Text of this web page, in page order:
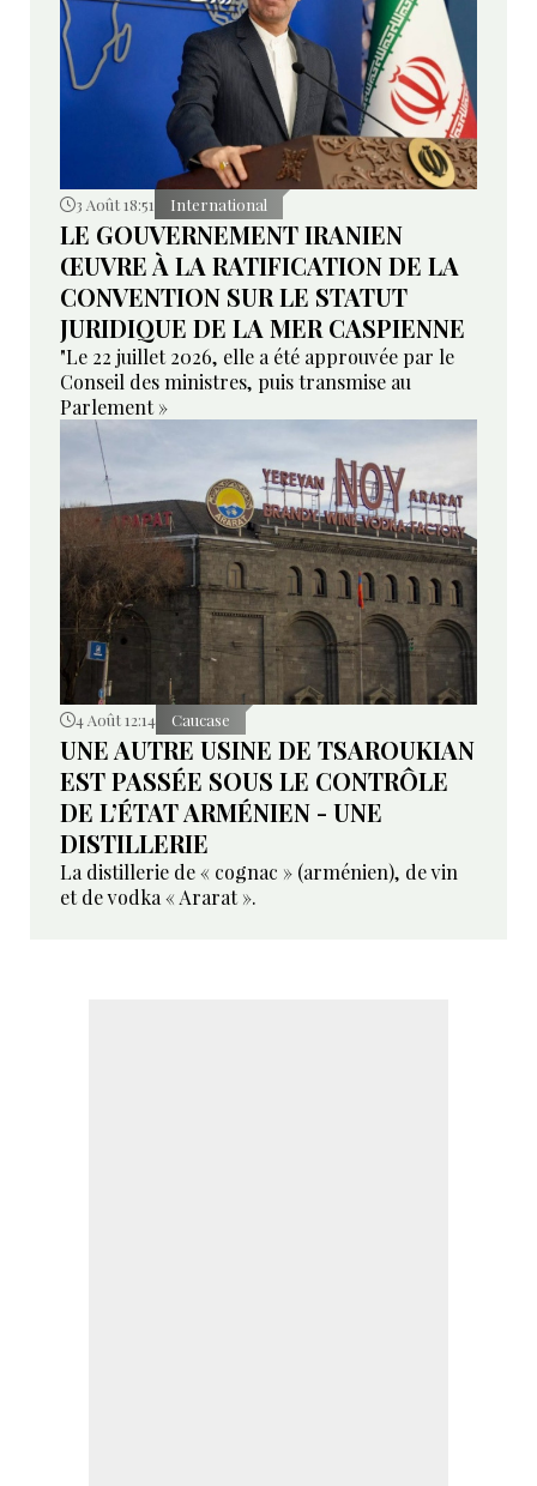
3 Août 18:51 International
LE GOUVERNEMENT IRANIEN
ŒUVRE À LA RATIFICATION DE LA
CONVENTION SUR LE STATUT
JURIDIQUE DE LA MER CASPIENNE
"Le 22 juillet 2026, elle a été approuvée par le
Conseil des ministres, puis transmise au
Parlement »
4 Août 12:14 Caucase
UNE AUTRE USINE DE TSAROUKIAN
EST PASSÉE SOUS LE CONTRÔLE
DE L’ÉTAT ARMÉNIEN - UNE
DISTILLERIE
La distillerie de « cognac » (arménien), de vin
et de vodka « Ararat ».